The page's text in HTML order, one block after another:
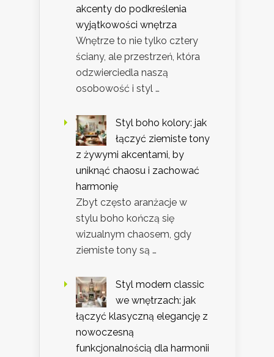
akcenty do podkreślenia
wyjątkowości wnętrza
Wnętrze to nie tylko cztery
ściany, ale przestrzeń, która
odzwierciedla naszą
osobowość i styl …
Styl boho kolory: jak
łączyć ziemiste tony
z żywymi akcentami, by
uniknąć chaosu i zachować
harmonię
Zbyt często aranżacje w
stylu boho kończą się
wizualnym chaosem, gdy
ziemiste tony są …
Styl modern classic
we wnętrzach: jak
łączyć klasyczną elegancję z
nowoczesną
funkcjonalnością dla harmonii